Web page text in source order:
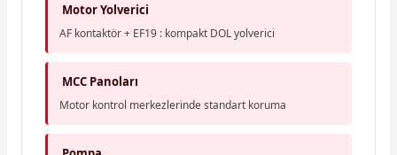
Motor Yolverici
AF kontaktör + EF19 : kompakt DOL yolverici
MCC Panoları
Motor kontrol merkezlerinde standart koruma